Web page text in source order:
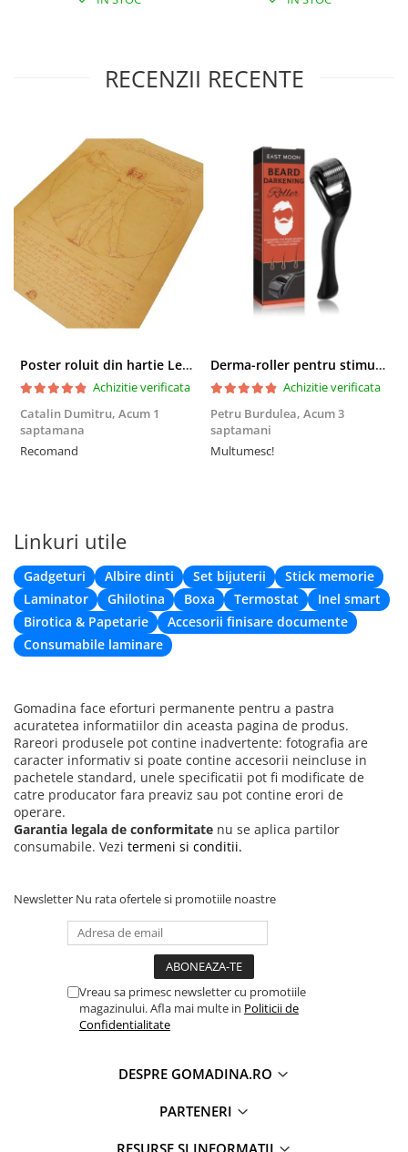
RECENZII RECENTE
Poster roluit din hartie Leonardo Da Vinci, Vitruvian Man, vintage, 51x35 cm
Achizitie verificata
Catalin Dumitru, Acum 1
saptamana
Recomand
Derma-roller pentru stimularea cresterii parului, scalp si barba, Beard Roller
Achizitie verificata
Petru Burdulea, Acum 3
saptamani
Multumesc!
Linkuri utile
Gadgeturi Albire dinti Set bijuterii
Stick memorie
Laminator
Ghilotina Boxa Termostat
Inel smart
Birotica & Papetarie
Accesorii finisare documente
Consumabile laminare
Gomadina face eforturi permanente pentru a pastra
acuratetea informatiilor din aceasta pagina de produs.
Rareori produsele pot contine inadvertente: fotografia are
caracter informativ si poate contine accesorii neincluse in
pachetele standard, unele specificatii pot fi modificate de
catre producator fara preaviz sau pot contine erori de
operare.
Garantia legala de conformitate nu se aplica partilor
consumabile. Vezi termeni si conditii.
Newsletter Nu rata ofertele si promotiile noastre
Vreau sa primesc newsletter cu promotiile
magazinului. Afla mai multe in Politicii de
Confidentialitate
DESPRE GOMADINA.RO
PARTENERI